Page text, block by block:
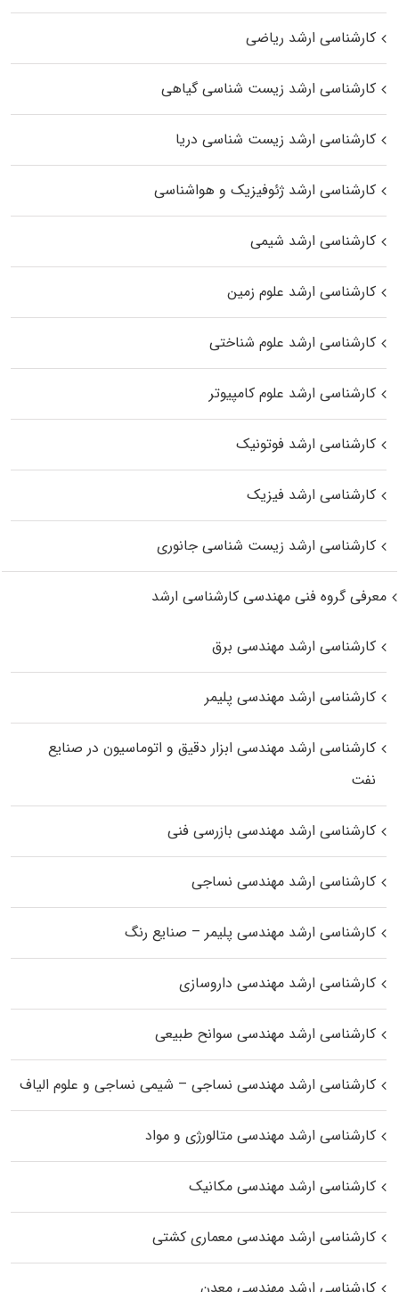
کارشناسی ارشد ریاضی
کارشناسی ارشد زیست‌ شناسی گیاهی
کارشناسی ارشد زیست‌ شناسی دریا
کارشناسی ارشد ژئوفیزیک و هواشناسی
کارشناسی ارشد شیمی
کارشناسی ارشد علوم زمین
کارشناسی ارشد علوم شناختی
کارشناسی ارشد علوم کامپیوتر
کارشناسی ارشد فوتونیک
کارشناسی ارشد فیزیک
کارشناسی ارشد زیست‌ شناسی جانوری
معرفی گروه فنی مهندسی کارشناسی ارشد
کارشناسی ارشد مهندسی برق
کارشناسی ارشد مهندسی پلیمر
کارشناسی ارشد مهندسی ابزار دقیق و اتوماسیون در صنایع
نفت
کارشناسی ارشد مهندسی بازرسی فنی
کارشناسی ارشد مهندسی نساجی
کارشناسی ارشد مهندسی پلیمر – صنایع رنگ
کارشناسی ارشد مهندسی داروسازی
کارشناسی ارشد مهندسی سوانح طبیعی
کارشناسی ارشد مهندسی نساجی – شیمی نساجی و علوم الیاف
کارشناسی ارشد مهندسی متالورژی و مواد
کارشناسی ارشد مهندسی مکانیک
کارشناسی ارشد مهندسی معماری کشتی